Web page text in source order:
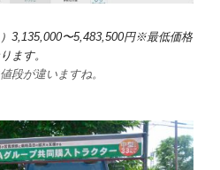
3,135,000〜5,483,500円※最低価格
ます。
段が違いますね。